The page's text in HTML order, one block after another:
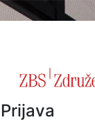
Prijava